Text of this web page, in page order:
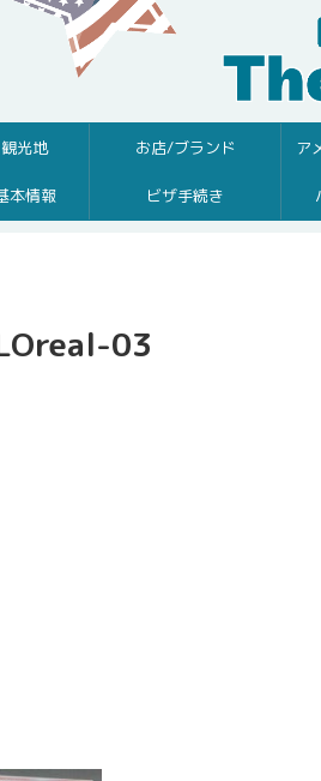
光地 お店/ブランド ア
本情報 ビザ手続き
03